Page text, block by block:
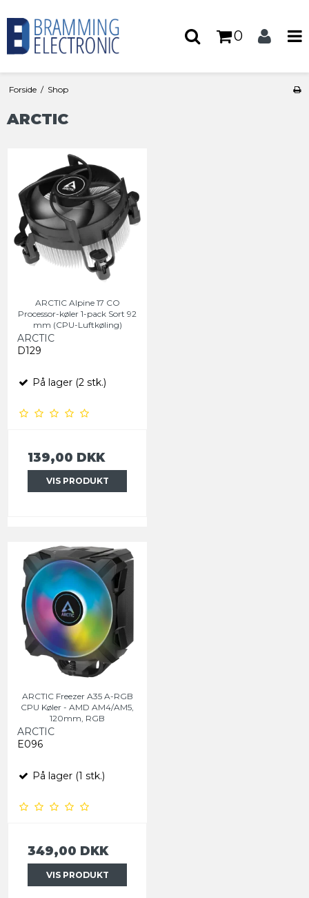
0
Forside / Shop
ARCTIC
ARCTIC Alpine 17 CO
Processor-køler 1-pack Sort 92
mm (CPU-Luftkøling)
ARCTIC
D129
På lager (2 stk.)
139,00 DKK
VIS PRODUKT
ARCTIC Freezer A35 A-RGB
CPU Køler - AMD AM4/AM5,
120mm, RGB
ARCTIC
E096
På lager (1 stk.)
349,00 DKK
VIS PRODUKT